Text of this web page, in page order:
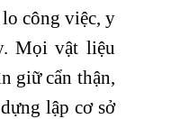
công việc, y
Mọi vật liệu
giữ cẩn thận,
lập cơ sở